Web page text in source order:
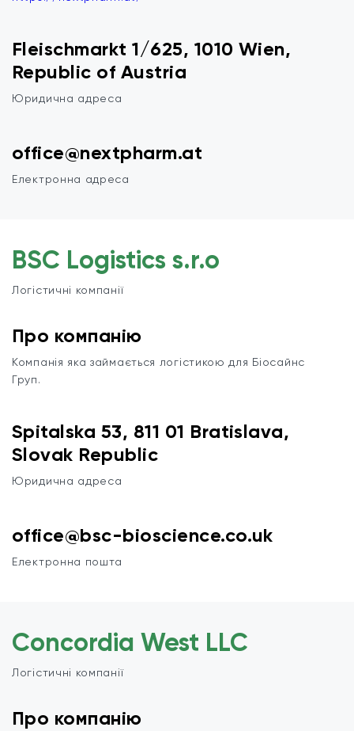
Fleischmarkt 1/625, 1010 Wien,
Republic of Austria
Юридична адреса
office@nextpharm.at
Електронна адреса
BSC Logistics s.r.o
Логістичні компанії
Про компанію
Компанія яка займається логістикою для Біосайнс
Груп.
Spitalska 53, 811 01 Bratislava,
Slovak Republic
Юридична адреса
office@bsc-bioscience.co.uk
Електронна пошта
Concordia West LLC
Логістичні компанії
Про компанію